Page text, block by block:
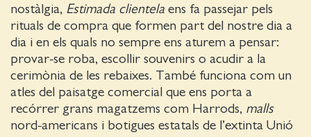
nostàlgia, Estimada clientela ens fa passejar pels
rituals de compra que formen part del nostre dia a
dia i en els quals no sempre ens aturem a pensar:
provar-se roba, escollir souvenirs o acudir a la
cerimònia de les rebaixes. També funciona com un
atles del paisatge comercial que ens porta a
recórrer grans magatzems com Harrods, malls
nord-americans i botigues estatals de l’extinta Unió